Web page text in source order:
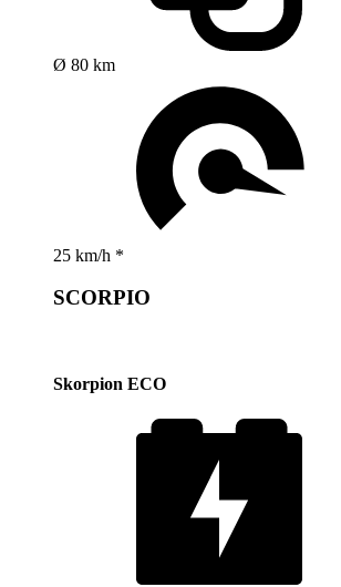
Ø 80 km
25 km/h *
SCORPIO
Skorpion ECO